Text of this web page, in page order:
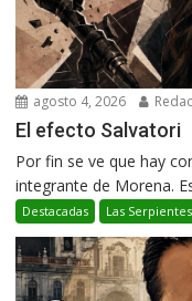
agosto 4, 2026
El efecto Salvatori
Por fin se ve que hay
integrante de Morena.
Destacadas Las Serpientes